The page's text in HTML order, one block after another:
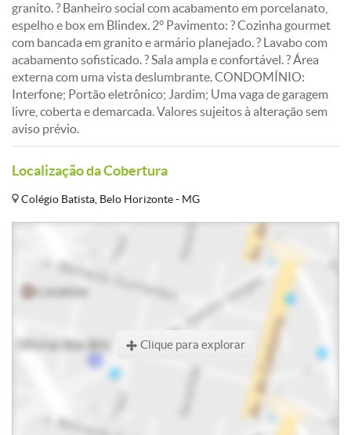
granito. ? Banheiro social com acabamento em porcelanato,
espelho e box em Blindex. 2° Pavimento: ? Cozinha gourmet
com bancada em granito e armário planejado. ? Lavabo com
acabamento sofisticado. ? Sala ampla e confortável. ? Área
externa com uma vista deslumbrante. CONDOMÍNIO:
Interfone; Portão eletrônico; Jardim; Uma vaga de garagem
livre, coberta e demarcada. Valores sujeitos à alteração sem
aviso prévio.
Localização da Cobertura
Colégio Batista, Belo Horizonte - MG
Clique para explorar